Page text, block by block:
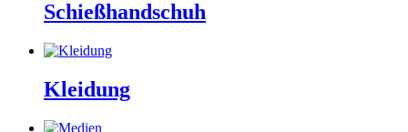
Schießhandschuh
Kleidung